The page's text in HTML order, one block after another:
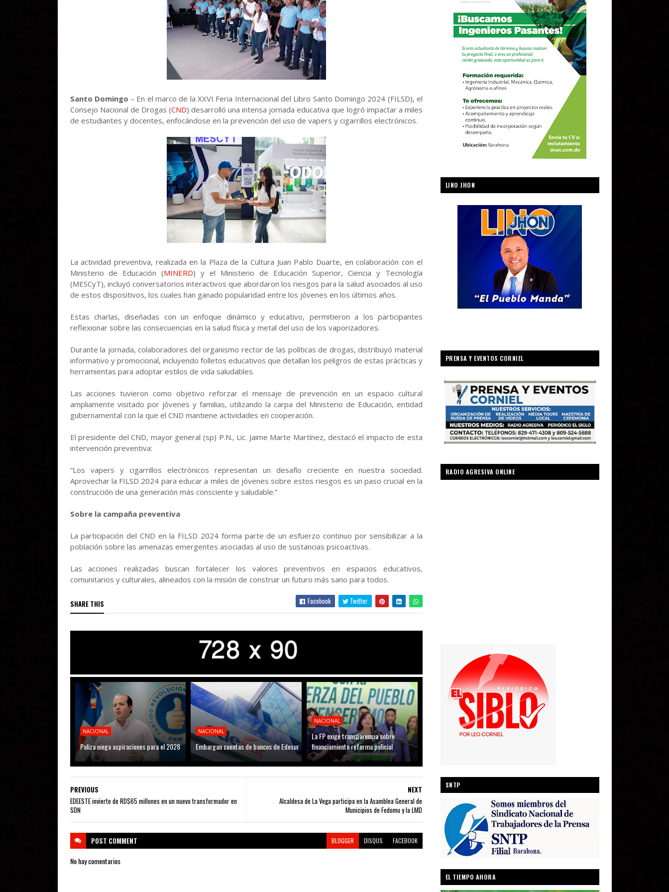
Santo Domingo – En el marco de la XXVI Feria Internacional del Libro Santo Domingo 2024 (FILSD), el
Consejo Nacional de Drogas (CND) desarrolló una intensa jornada educativa que logró impactar a miles
de estudiantes y docentes, enfocándose en la prevención del uso de vapers y cigarrillos electrónicos.
La actividad preventiva, realizada en la Plaza de la Cultura Juan Pablo Duarte, en colaboración con el
Ministerio de Educación (MINERD) y el Ministerio de Educación Superior, Ciencia y Tecnología
(MESCyT), incluyó conversatorios interactivos que abordaron los riesgos para la salud asociados al uso
de estos dispositivos, los cuales han ganado popularidad entre los jóvenes en los últimos años.
Estas charlas, diseñadas con un enfoque dinámico y educativo, permitieron a los participantes
reflexionar sobre las consecuencias en la salud física y metal del uso de los vaporizadores.
Durante la jornada, colaboradores del organismo rector de las políticas de drogas, distribuyó material
informativo y promocional, incluyendo folletos educativos que detallan los peligros de estas prácticas y
herramientas para adoptar estilos de vida saludables.
Las acciones tuvieron como objetivo reforzar el mensaje de prevención en un espacio cultural
ampliamente visitado por jóvenes y familias, utilizando la carpa del Ministerio de Educación, entidad
gubernamental con la que el CND mantiene actividades en cooperación.
El presidente del CND, mayor general (sp) P.N., Lic. Jaime Marte Martínez, destacó el impacto de esta
intervención preventiva:
“Los vapers y cigarrillos electrónicos representan un desafío creciente en nuestra sociedad.
Aprovechar la FILSD 2024 para educar a miles de jóvenes sobre estos riesgos es un paso crucial en la
construcción de una generación más consciente y saludable.”
Sobre la campaña preventiva
La participación del CND en la FILSD 2024 forma parte de un esfuerzo continuo por sensibilizar a la
población sobre las amenazas emergentes asociadas al uso de sustancias psicoactivas.
Las acciones realizadas buscan fortalecer los valores preventivos en espacios educativos,
comunitarios y culturales, alineados con la misión de construir un futuro más sano para todos.
SHARE THIS Facebook Twitter
NACIONAL
Paliza niega aspiraciones para el 2028
NACIONAL
Embargan cuentas de bancos de Edesur
NACIONAL
La FP exige transparencia sobre
financiamiento reforma policial
NEXT
Alcaldesa de La Vega participa en la Asamblea General de
Municipios de Fedomu y la LMD
PREVIOUS
EDEESTE invierte de RD$65 millones en un nuevo transformador en
SDN
POST COMMENT BLOGGER DISQUS FACEBOOK
No hay comentarios
LINO JHON
PRENSA Y EVENTOS CORNIEL
RADIO AGRESIVA ONLINE
SNTP
EL TIEMPO AHORA